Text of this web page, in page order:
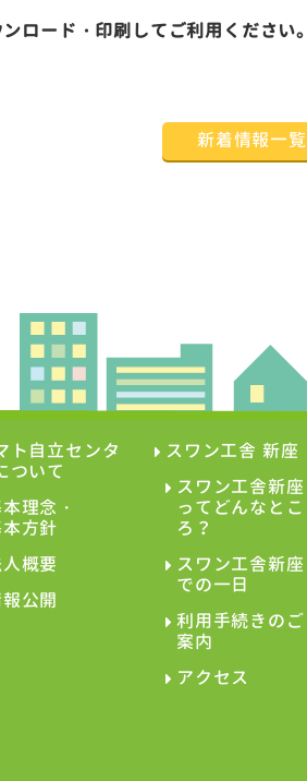
ロード・印刷してご利用ください。
新着情報一
ト自立センタ
ついて
理念・
本方針
人概要
公開
スワン工舎 新座
スワン工舎新座
ってどんなとこ
ろ？
スワン工舎新座
での一日
利用手続きのご
案内
アクセス